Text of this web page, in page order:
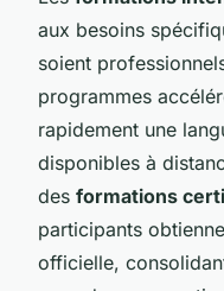
aux besoins
soient
programmes
rapidement une
disponibles à
des formations
participants
officielle,